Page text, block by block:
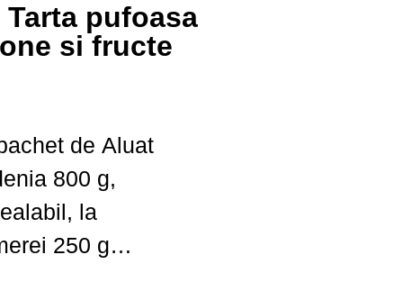
pufoasa
si fructe
800 g,
la
g